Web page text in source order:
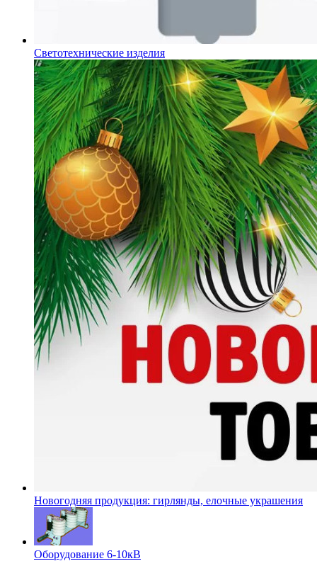
Светотехнические изделия
Новогодняя продукция: гирлянды, елочные украшения
Оборудование 6-10кВ